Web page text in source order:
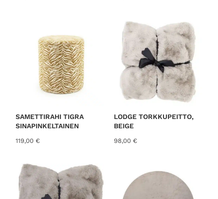
SAMETTIRAHI TIGRA
SINAPINKELTAINEN
119,00 €
LODGE TORKKUPEITTO,
BEIGE
98,00 €